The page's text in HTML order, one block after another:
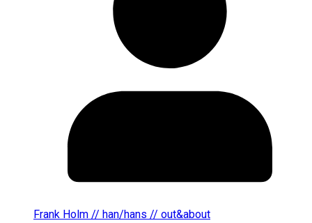
Frank Holm // han/hans // out&about